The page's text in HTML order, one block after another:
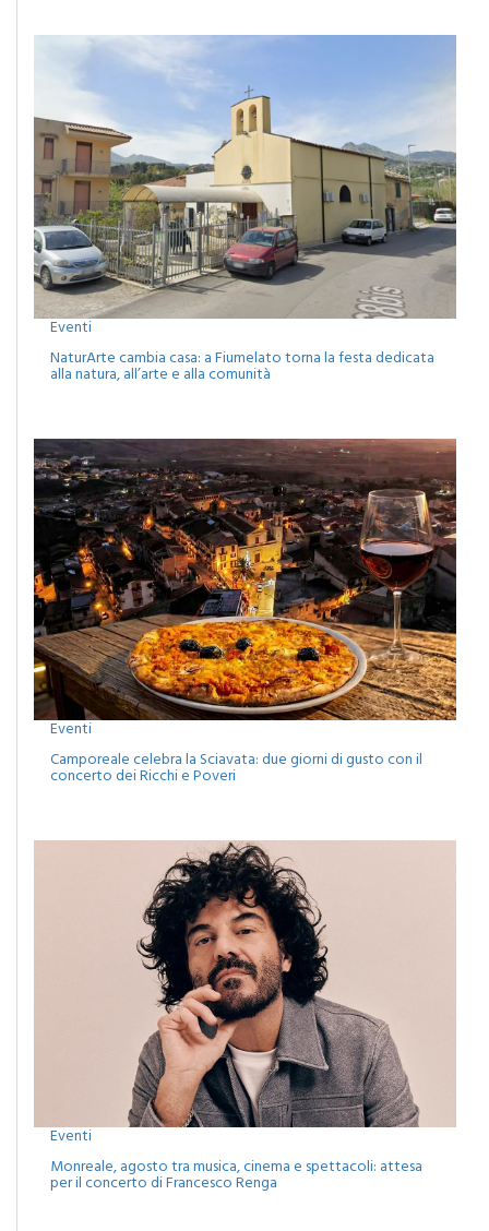
Eventi
NaturArte cambia casa: a Fiumelato torna la festa dedicata
alla natura, all’arte e alla comunità
Eventi
Camporeale celebra la Sciavata: due giorni di gusto con il
concerto dei Ricchi e Poveri
Monreale, agosto tra musica, cinema e spettacoli: attesa
per il concerto di Francesco Renga